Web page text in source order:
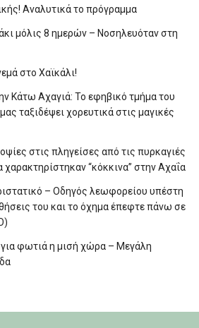
Αναλυτικά το πρόγραμμα
μόλις 8 ημερών – Νοσηλευόταν στη
στο Χαϊκάλι!
Κάτω Αχαγιά: Το εφηβικό τμήμα του
ταξιδέψει χορευτικά στις μαγικές
στις πληγείσες από τις πυρκαγιές
“κόκκινα” στην Αχαΐα
– Οδηγός λεωφορείου υπέστη
του και το όχημα έπεφτε πάνω σε
για φωτιά η μισή χώρα – Μεγάλη